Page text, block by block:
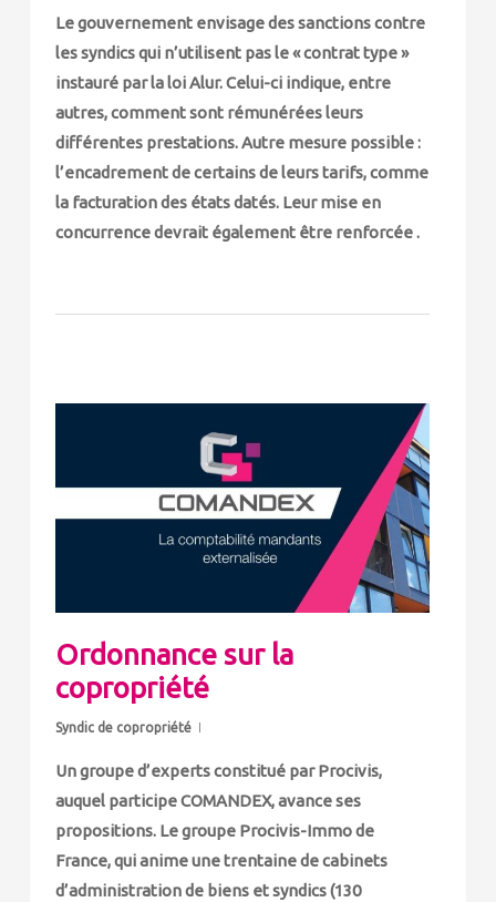
Le gouvernement envisage des sanctions contre
les syndics qui n’utilisent pas le « contrat type »
instauré par la loi Alur. Celui-ci indique, entre
autres, comment sont rémunérées leurs
différentes prestations. Autre mesure possible :
l’encadrement de certains de leurs tarifs, comme
la facturation des états datés. Leur mise en
concurrence devrait également être renforcée .
Ordonnance sur la
copropriété
Syndic de copropriété
Un groupe d’experts constitué par Procivis,
auquel participe COMANDEX, avance ses
propositions. Le groupe Procivis-Immo de
France, qui anime une trentaine de cabinets
d’administration de biens et syndics (130